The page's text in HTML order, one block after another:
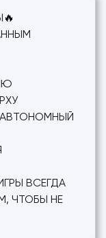
АВТОНОМНЫЙ
ВСЕГДА
ЧТОБЫ НЕ